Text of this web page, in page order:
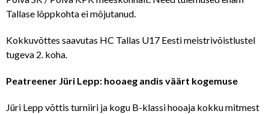
Tallase lõppkohta ei mõjutanud.
Kokkuvõttes saavutas HC Tallas U17 Eesti meistrivõistlustel
tugeva 2. koha.
Peatreener Jüri Lepp: hooaeg andis väärt kogemuse
Jüri Lepp võttis turniiri ja kogu B-klassi hooaja kokku mitmest